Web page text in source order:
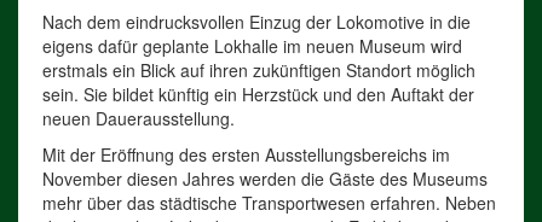
Nach dem eindrucksvollen Einzug der Lokomotive in die
eigens dafür geplante Lokhalle im neuen Museum wird
erstmals ein Blick auf ihren zukünftigen Standort möglich
sein. Sie bildet künftig ein Herzstück und den Auftakt der
neuen Dauerausstellung.
Mit der Eröffnung des ersten Ausstellungsbereichs im
November diesen Jahres werden die Gäste des Museums
mehr über das städtische Transportwesen erfahren. Neben